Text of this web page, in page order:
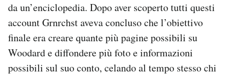
da un’enciclopedia. Dopo aver scoperto tutti questi
account Grnrchst aveva concluso che l’obiettivo
finale era creare quante più pagine possibili su
Woodard e diffondere più foto e informazioni
possibili sul suo conto, celando al tempo stesso chi